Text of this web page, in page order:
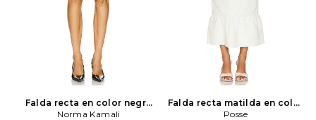
Falda recta en color negro
Norma Kamali
Norma Kamali
Falda recta matilda en color
Marfil Posse
Posse